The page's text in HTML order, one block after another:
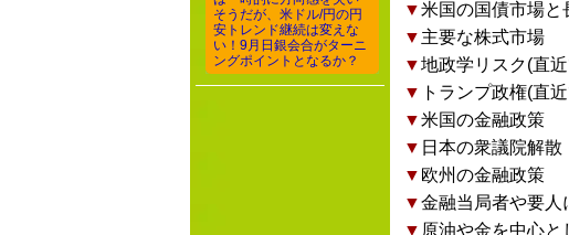
▼米国の国債市場と
▼ 主要な株式市場
▼地政学リスク(直
▼ トランプ政権(直
▼米国の金融政策
▼ 日本の衆議院解散
▼ 欧州の金融政策
▼金融当局者や要人
▼ 原油や金を中心と
そうだが、米ドル/円の円
安トレンド継続は変えな
い！9月日銀会合がターニ
ングポイントとなるか？